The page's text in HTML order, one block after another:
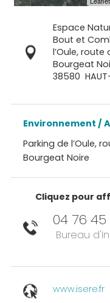
Espace
Bout et
l’Oule,
Bourgeat
38580
Environnement /
Parking de l’Oule,
Bourgeat Noire
Cliquez pour
04 76 45
Bureau
www.isere.fr